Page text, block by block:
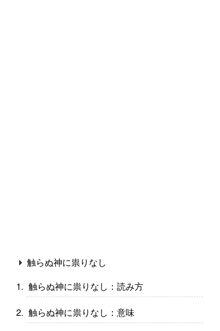
触らぬ神に祟りなし
触らぬ神に祟りなし：読み方
触らぬ神に祟りなし：意味